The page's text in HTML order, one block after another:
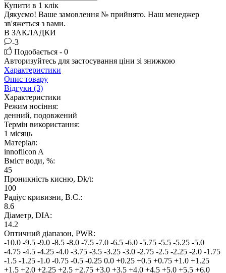
Купити в 1 клік
Дякуємо! Ваше замовлення № прийнято. Наш менеджер
зв'яжеться з вами.
В ЗАКЛАДКИ
-3
Подобається - 0
Авторизуйтесь для застосування ціни зі знижкою
Характеристики
Опис товару
Відгуки (3)
Характеристики
Режим носіння:
денний, подовжений
Термін використання:
1 місяць
Матеріал:
innofilcon A
Вміст води, %:
45
Проникність кисню, Dk/t:
100
Радіус кривизни, B.C.:
8.6
Дiаметр, DIA:
14.2
Оптичний діапазон, PWR:
-10.0 -9.5 -9.0 -8.5 -8.0 -7.5 -7.0 -6.5 -6.0 -5.75 -5.5 -5.25 -5.0
-4.75 -4.5 -4.25 -4.0 -3.75 -3.5 -3.25 -3.0 -2.75 -2.5 -2.25 -2.0 -1.75
-1.5 -1.25 -1.0 -0.75 -0.5 -0.25 0.0 +0.25 +0.5 +0.75 +1.0 +1.25
+1.5 +2.0 +2.25 +2.5 +2.75 +3.0 +3.5 +4.0 +4.5 +5.0 +5.5 +6.0